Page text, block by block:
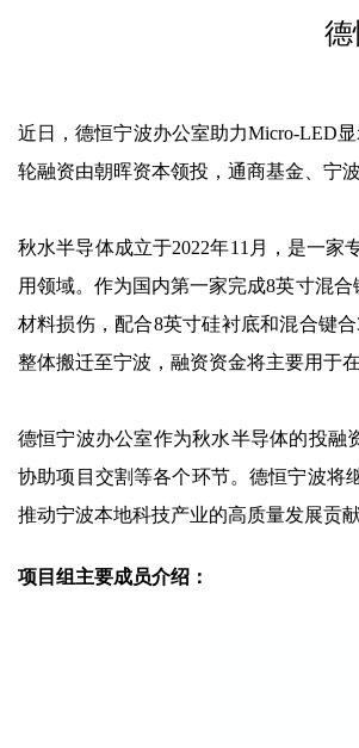
德
近日，德恒宁波办公室助力Micro-LED
轮融资由朝晖资本领投，通商基金、宁
秋水半导体成立于2022年11月，是一
用领域。作为国内第一家完成8英寸混
材料损伤，配合8英寸硅衬底和混合键
整体搬迁至宁波，融资资金将主要用于
德恒宁波办公室作为秋水半导体的投融
协助项目交割等各个环节。德恒宁波将
推动宁波本地科技产业的高质量发展贡献
项目组主要成员介绍：